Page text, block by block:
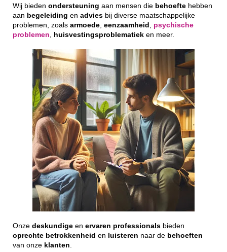
Wij bieden ondersteuning aan mensen die behoefte hebben
aan begeleiding en advies bij diverse maatschappelijke
problemen, zoals armoede eenzaamheid
psychische
problemen
huisvestingsproblematiek en meer.
Onze deskundige en ervaren professionals bieden
oprechte betrokkenheid en luisteren naar de behoeften
van onze klanten